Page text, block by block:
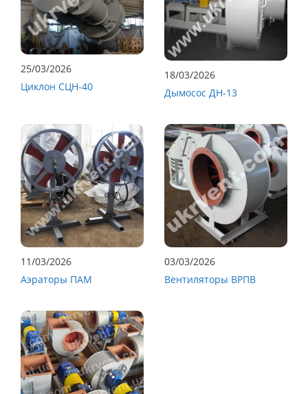
25/03/2026
Циклон СЦН-40
18/03/2026
Дымосос ДН-13
11/03/2026
Аэраторы ПАМ
03/03/2026
Вентиляторы ВРПВ